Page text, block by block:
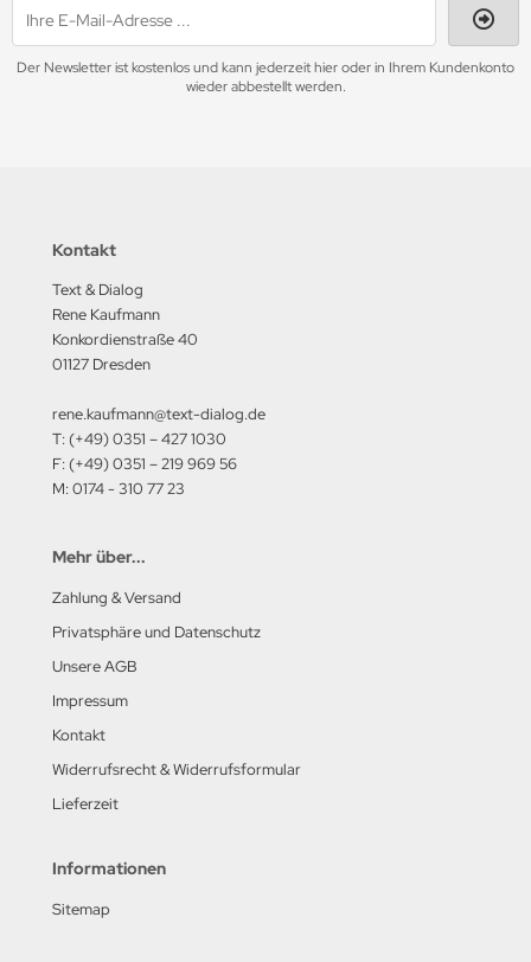
Der Newsletter ist kostenlos und kann jederzeit hier oder in Ihrem Kundenkonto
wieder abbestellt werden.
Kontakt
Text & Dialog
Rene Kaufmann
Konkordienstraße 40
01127 Dresden
rene.kaufmann@text-dialog.de
T: (+49) 0351 – 427 1030
F: (+49) 0351 – 219 969 56
M: 0174 - 310 77 23
Mehr über...
Zahlung & Versand
Privatsphäre und Datenschutz
Unsere AGB
Impressum
Kontakt
Widerrufsrecht & Widerrufsformular
Lieferzeit
Informationen
Sitemap